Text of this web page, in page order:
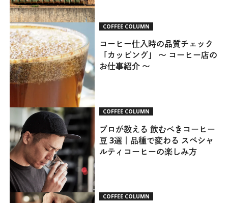
COFFEE COLUMN
コーヒー仕入時の品質チェック
「カッピング」 ～ コーヒー店の
お仕事紹介 ～
COFFEE COLUMN
プロが教える 飲むべきコーヒー
豆 3選｜品種で変わる スペシャ
ルティコーヒーの楽しみ方
COFFEE COLUMN